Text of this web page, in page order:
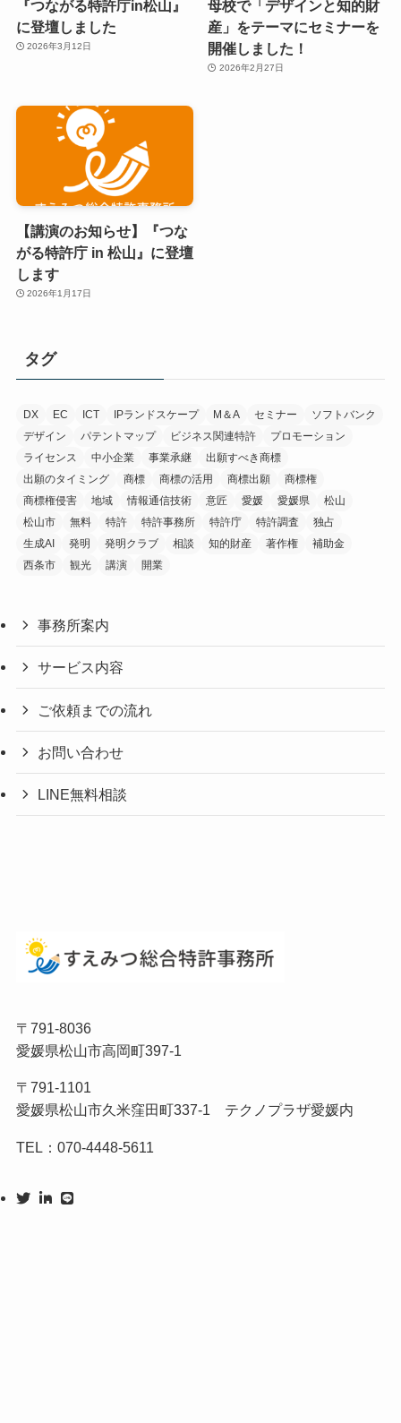
『つながる特許庁in松山』
に登壇しました
2026年3月12日
母校で「デザインと知的財
産」をテーマにセミナーを
開催しました！
2026年2月27日
【講演のお知らせ】『つな
がる特許庁 in 松山』に登壇
します
2026年1月17日
タグ
DX EC ICT IPランドスケープ M＆A セミナー
ソフトバンク
デザイン
パテントマップ ビジネス関連特許
プロモーション
ライセンス
中小企業 事業承継
出願すべき商標
出願のタイミング
商標 商標の活用 商標出願
商標権
商標権侵害
地域 情報通信技術 意匠 愛媛 愛媛県
松山
松山市
無料 特許 特許事務所 特許庁 特許調査
独占
生成AI
発明 発明クラブ 相談 知的財産 著作権
補助金
西条市
観光 講演 開業
事務所案内
サービス内容
ご依頼までの流れ
お問い合わせ
LINE無料相談
〒791-8036
愛媛県松山市高岡町397-1
〒791-1101
愛媛県松山市久米窪田町337-1 テクノプラザ愛媛内
TEL：070-4448-5611